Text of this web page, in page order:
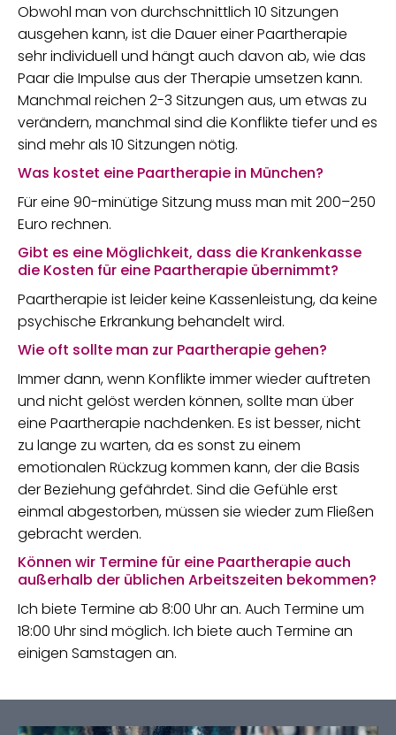
Obwohl man von durchschnittlich 10 Sitzungen
ausgehen kann, ist die Dauer einer Paartherapie
sehr individuell und hängt auch davon ab, wie das
Paar die Impulse aus der Therapie umsetzen kann.
Manchmal reichen 2-3 Sitzungen aus, um etwas zu
verändern, manchmal sind die Konflikte tiefer und es
sind mehr als 10 Sitzungen nötig.
Was kostet eine Paartherapie in München?
Für eine 90-minütige Sitzung muss man mit 200–250
Euro rechnen.
Gibt es eine Möglichkeit, dass die Krankenkasse
die Kosten für eine Paartherapie übernimmt?
Paartherapie ist leider keine Kassenleistung, da keine
psychische Erkrankung behandelt wird.
Wie oft sollte man zur Paartherapie gehen?
Immer dann, wenn Konflikte immer wieder auftreten
und nicht gelöst werden können, sollte man über
eine Paartherapie nachdenken. Es ist besser, nicht
zu lange zu warten, da es sonst zu einem
emotionalen Rückzug kommen kann, der die Basis
der Beziehung gefährdet. Sind die Gefühle erst
einmal abgestorben, müssen sie wieder zum Fließen
gebracht werden.
Können wir Termine für eine Paartherapie auch
außerhalb der üblichen Arbeitszeiten bekommen?
Ich biete Termine ab 8:00 Uhr an. Auch Termine um
18:00 Uhr sind möglich. Ich biete auch Termine an
einigen Samstagen an.